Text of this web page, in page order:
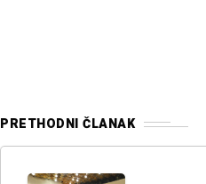
PRETHODNI ČLANAK